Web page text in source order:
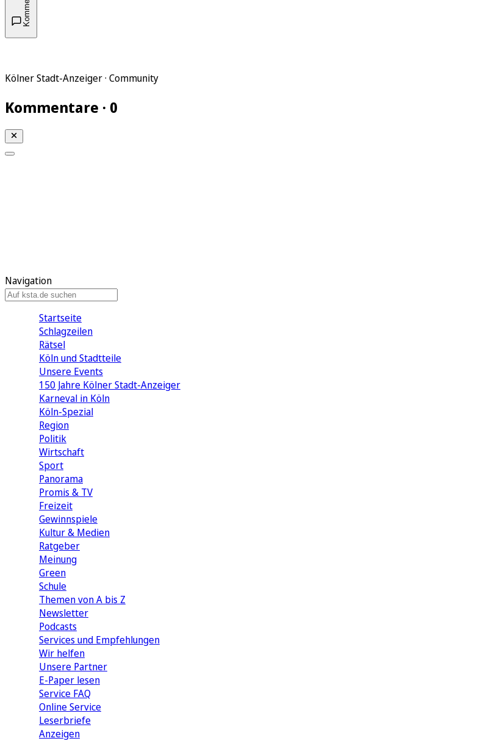
Kölner Stadt-Anzeiger · Community
Kommentare · 0
Navigation
Startseite
Schlagzeilen
Rätsel
Köln und Stadtteile
Unsere Events
150 Jahre Kölner Stadt-Anzeiger
Karneval in Köln
Köln-Spezial
Region
Politik
Wirtschaft
Sport
Panorama
Promis & TV
Freizeit
Gewinnspiele
Kultur & Medien
Ratgeber
Meinung
Green
Schule
Themen von A bis Z
Newsletter
Podcasts
Services und Empfehlungen
Wir helfen
Unsere Partner
E-Paper lesen
Service FAQ
Online Service
Leserbriefe
Anzeigen